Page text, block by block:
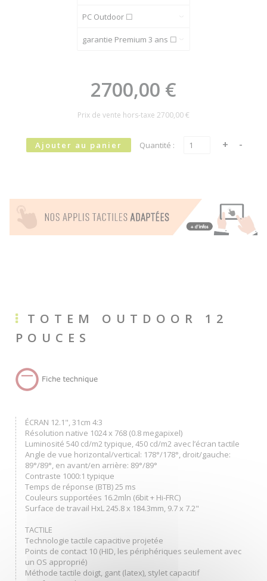
2700,00 €
Prix de vente hors-taxe 2700,00 €
Quantité :
TOTEM OUTDOOR 12
POUCES
ÉCRAN 12.1", 31cm 4:3
Résolution native 1024 x 768 (0.8 megapixel)
Luminosité 540 cd/m2 typique, 450 cd/m2 avec l’écran tactile
Angle de vue horizontal/vertical: 178°/178°, droit/gauche:
89°/89°, en avant/en arrière: 89°/89°
Contraste 1000:1 typique
Temps de réponse (BTB) 25 ms
Couleurs supportées 16.2mln (6bit + Hi-FRC)
Surface de travail HxL 245.8 x 184.3mm, 9.7 x 7.2"
TACTILE
Technologie tactile capacitive projetée
Points de contact 10 (HID, les périphériques seulement avec
un OS approprié)
Méthode tactile doigt, gant (latex), stylet capacitif